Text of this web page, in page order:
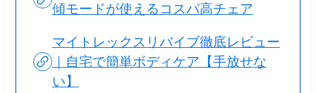
傾モードが使えるコスパ高チェア
マイトレックスリバイブ徹底レビュー
｜自宅で簡単ボディケア【手放せな
い】